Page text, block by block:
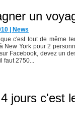
un
News
c'est tout de même
New York pour 2
Facebook, devez un
faut 2750...
jours c'est